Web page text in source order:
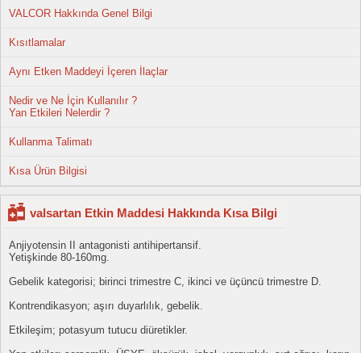
VALCOR Hakkında Genel Bilgi
Kısıtlamalar
Aynı Etken Maddeyi İçeren İlaçlar
Nedir ve Ne İçin Kullanılır ?
Yan Etkileri Nelerdir ?
Kullanma Talimatı
Kısa Ürün Bilgisi
valsartan Etkin Maddesi Hakkında Kısa Bilgi
Anjiyotensin II antagonisti antihipertansif.
Yetişkinde 80-160mg.
Gebelik kategorisi; birinci trimestre C, ikinci ve üçüncü trimestre D.
Kontrendikasyon; aşırı duyarlılık, gebelik.
Etkileşim; potasyum tutucu diüretikler.